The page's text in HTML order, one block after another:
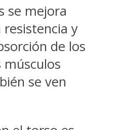
se mejora
y
de los
músculos
se ven